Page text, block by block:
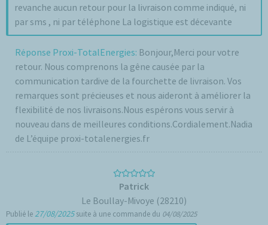
revanche aucun retour pour la livraison comme indiqué, ni
par sms , ni par téléphone La logistique est décevante
Réponse Proxi-TotalEnergies: Bonjour,Merci pour votre
retour. Nous comprenons la gêne causée par la
communication tardive de la fourchette de livraison. Vos
remarques sont précieuses et nous aideront à améliorer la
flexibilité de nos livraisons.Nous espérons vous servir à
nouveau dans de meilleures conditions.Cordialement.Nadia
de L’équipe proxi-totalenergies.fr
Patrick
Le Boullay-Mivoye (28210)
Publié le27/08/2025suite à une commande du 04/08/2025